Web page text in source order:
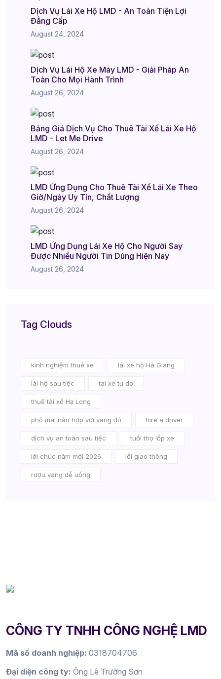
Dịch Vụ Lái Xe Hộ LMD - An Toàn Tiện Lợi
Đẳng Cấp
August 24, 2024
Dịch Vụ Lái Hộ Xe Máy LMD - Giải Pháp An
Toàn Cho Mọi Hành Trình
August 26, 2024
Bảng Giá Dịch Vụ Cho Thuê Tài Xế Lái Xe Hộ
LMD - Let Me Drive
August 26, 2024
LMD Ứng Dụng Cho Thuê Tài Xế Lái Xe Theo
Giờ/Ngày Uy Tín, Chất Lượng
August 26, 2024
LMD Ứng Dụng Lái Xe Hộ Cho Người Say
Được Nhiều Người Tin Dùng Hiện Nay
August 26, 2024
Tag Clouds
kinh nghiệm thuê xe lái xe hộ Hà Giang
lái hộ sau tiệc tai xe tu do
thuê tài xế Hạ Long
phô mai nào hợp với vang đỏ hire a driver
dịch vụ an toàn sau tiệc tuổi thọ lốp xe
lời chúc năm mới 2026 lỗi giao thông
rượu vang dễ uống
CÔNG TY TNHH CÔNG NGHỆ LMD
Mã số doanh nghiệp: 0318704706
Đại diện công ty: Ông Lê Trường Sơn